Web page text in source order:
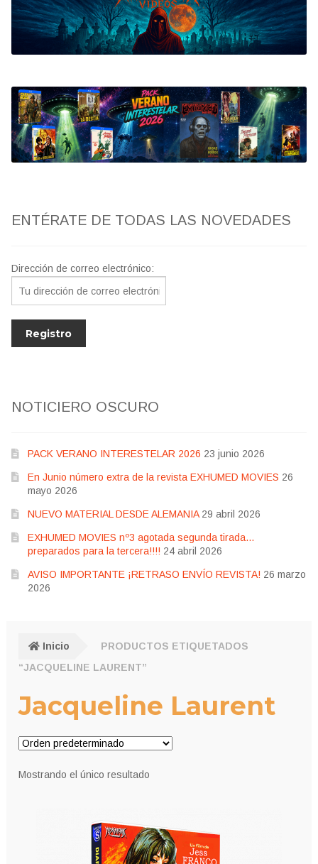
Bluray
Clasificada S
artwork
fantaterror
Jesús Franco
ENTÉRATE DE TODAS LAS NOVEDADES
Dirección de correo electrónico:
NOTICIERO OSCURO
PACK VERANO INTERESTELAR 2026 23 junio 2026
En Junio número extra de la revista EXHUMED MOVIES 26
mayo 2026
NUEVO MATERIAL DESDE ALEMANIA 29 abril 2026
EXHUMED MOVIES nº3 agotada segunda tirada…
preparados para la tercera!!!! 24 abril 2026
AVISO IMPORTANTE ¡RETRASO ENVÍO REVISTA! 26 marzo
2026
Inicio
PRODUCTOS ETIQUETADOS
“JACQUELINE LAURENT”
Jacqueline Laurent
Mostrando el único resultado